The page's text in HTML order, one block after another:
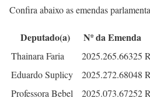
Confira abaixo as emendas
Deputado(a) Nº da Emenda
Thainara Faria 2025.265.66325
Eduardo Suplicy
2025.272.68048
Professora Bebel
2025.073.67252